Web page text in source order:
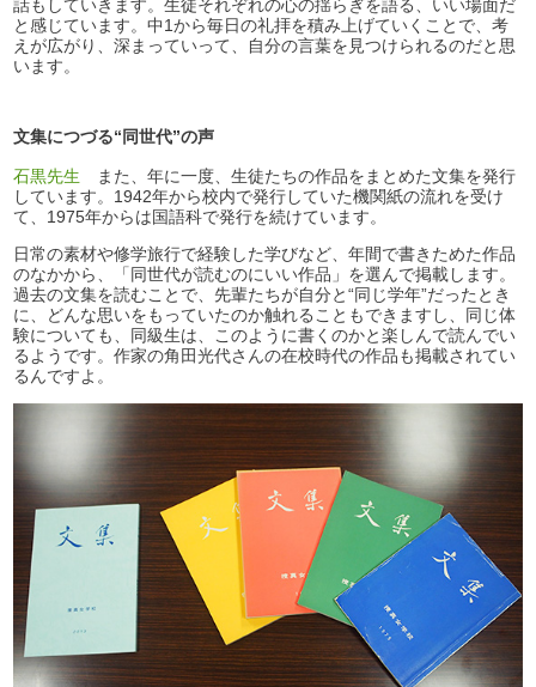
話もしていきます。生徒それぞれの心の揺らぎを語る、いい場面だ
と感じています。中1から毎日の礼拝を積み上げていくことで、考
えが広がり、深まっていって、自分の言葉を見つけられるのだと思
います。
文集につづる“同世代”の声
石黒先生 また、年に一度、生徒たちの作品をまとめた文集を発行
しています。1942年から校内で発行していた機関紙の流れを受け
て、1975年からは国語科で発行を続けています。
日常の素材や修学旅行で経験した学びなど、年間で書きためた作品
のなかから、「同世代が読むのにいい作品」を選んで掲載します。
過去の文集を読むことで、先輩たちが自分と“同じ学年”だったとき
に、どんな思いをもっていたのか触れることもできますし、同じ体
験についても、同級生は、このように書くのかと楽しんで読んでい
るようです。作家の角田光代さんの在校時代の作品も掲載されてい
るんですよ。